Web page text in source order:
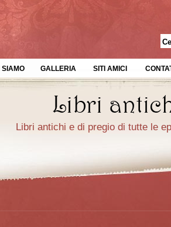
SIAMO GALLERIA SITI AMICI
Libri antichi e di pregio di tutte le